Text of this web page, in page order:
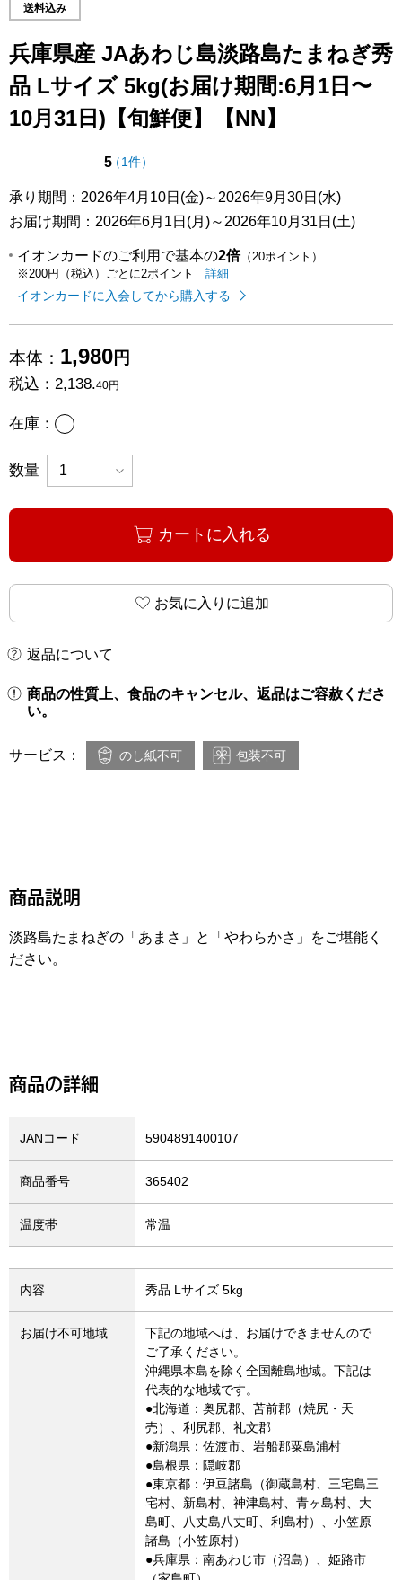
送料込み
兵庫県産 JAあわじ島淡路島たまねぎ秀
品 Lサイズ 5kg(お届け期間:6月1日〜
10月31日)【旬鮮便】【NN】
5点（5点満点中）
（1件の評価
）
承り期間：2026年4月10日(金)～2026年9月30日(水)
お届け期間：2026年6月1日(月)～2026年10月31日(土)
イオンカードのご利用で基本の2倍（20ポイント）
※200円（税込）ごとに2ポイント
イオンカードのご利用でたまるポイ
詳細
イオンカードに入会してから購入する
本体： 1,980円
税込： 2,138.40円
在庫： あり
数量
カートに入れる
お気に入りに追加
返品について
商品の性質上、食品のキャンセル、返品はご容赦くださ
い。
サービス： のし紙不可 包装不可
商品説明
淡路島たまねぎの「あまさ」と「やわらかさ」をご堪能く
ださい。
商品の詳細
JANコード 5904891400107
商品番号 365402
温度帯 常温
内容 秀品 Lサイズ 5kg
お届け不可地域
下記の地域へは、お届けできませんので
ご了承ください。
沖縄県本島を除く全国離島地域。下記は
代表的な地域です。
●北海道：奥尻郡、苫前郡（焼尻・天
売）、利尻郡、礼文郡
●新潟県：佐渡市、岩船郡粟島浦村
●島根県：隠岐郡
●東京都：伊豆諸島（御蔵島村、三宅島三
宅村、新島村、神津島村、青ヶ島村、大
島町、八丈島八丈町、利島村）、小笠原
諸島（小笠原村）
●兵庫県：南あわじ市（沼島）、姫路市